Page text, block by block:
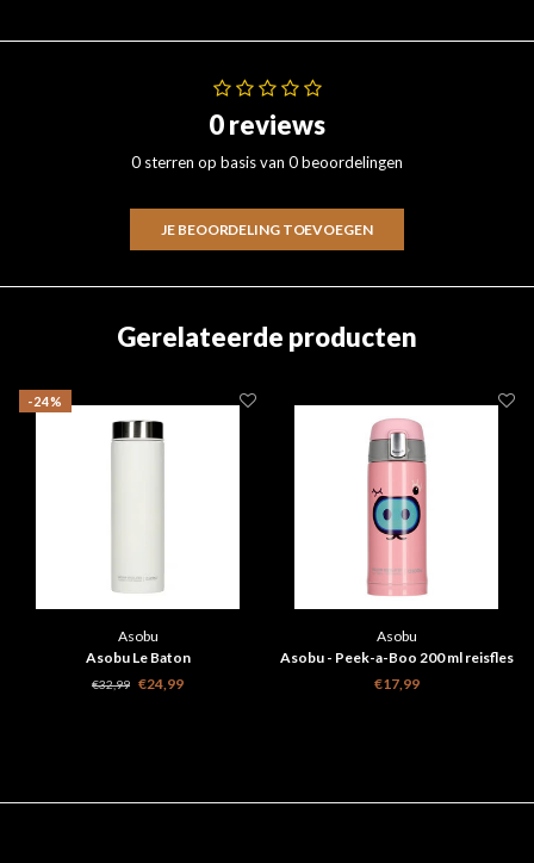
0 reviews
0 sterren op basis van 0 beoordelingen
JE BEOORDELING TOEVOEGEN
Gerelateerde producten
-24%
Asobu
Asobu Le Baton
€32,99 €24,99
Asobu
Asobu - Peek-a-Boo 200 ml reisfles
€17,99